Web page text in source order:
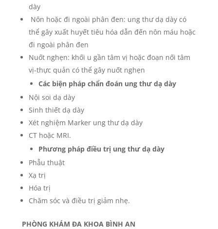
dày
Nôn hoặc đi ngoài phân đen: ung thư dạ dày có
thể gây xuất huyết tiêu hóa dẫn đến nôn máu hoặc
đi ngoài phân đen
Nuốt nghẹn: khối u gần tâm vị hoặc đoạn nối tâm
vị-thực quản có thể gây nuốt nghẹn
Các biện pháp chẩn đoán ung thư dạ dày
Nội soi dạ dày
Sinh thiết dạ dày
Xét nghiệm Marker ung thư dạ dày
CT hoặc MRI.
Phương pháp điều trị ung thư dạ dày
Phẫu thuật
Xạ trị
Hóa trị
Chăm sóc và điều trị giảm nhẹ.
PHÒNG KHÁM ĐA KHOA BÌNH AN